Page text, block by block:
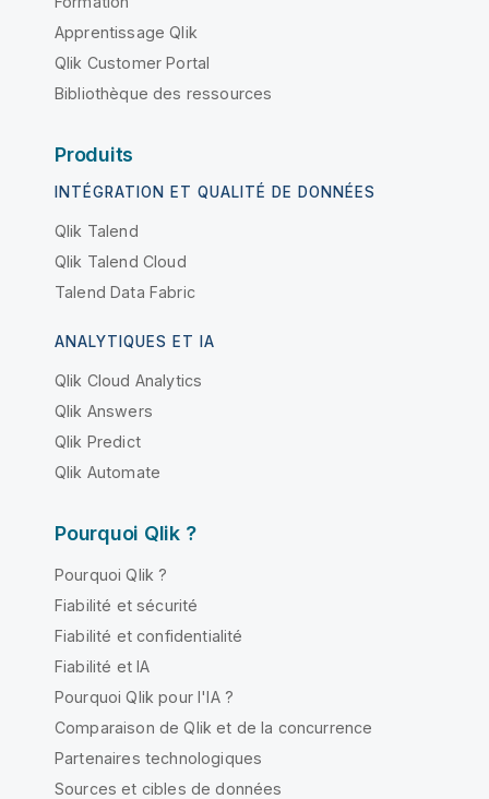
Apprentissage Qlik
Qlik Customer Portal
Bibliothèque des ressources
Produits
INTÉGRATION ET QUALITÉ DE DONNÉES
Qlik Talend
Qlik Talend Cloud
Talend Data Fabric
ANALYTIQUES ET IA
Qlik Cloud Analytics
Qlik Answers
Qlik Predict
Qlik Automate
Pourquoi Qlik ?
Pourquoi Qlik ?
Fiabilité et sécurité
Fiabilité et confidentialité
Fiabilité et IA
Pourquoi Qlik pour l'IA ?
Comparaison de Qlik et de la concurrence
Partenaires technologiques
Sources et cibles de données